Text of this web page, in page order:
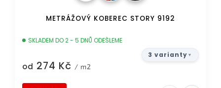
METRÁŽOVÝ KOBEREC STORY 9192
SKLADEM DO 2 - 5 DNŮ ODEŠLEME
od 274 Kč / m2
3 varianty